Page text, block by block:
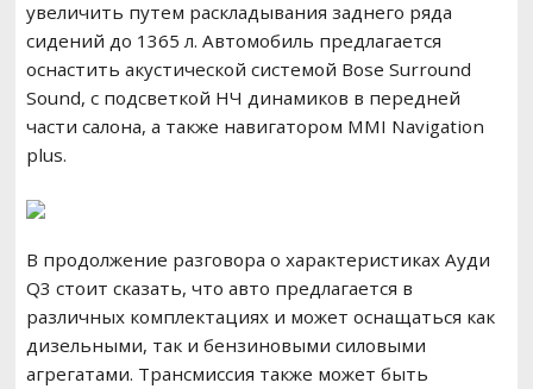
увеличить путем раскладывания заднего ряда
сидений до 1365 л. Автомобиль предлагается
оснастить акустической системой Bose Surround
Sound, с подсветкой НЧ динамиков в передней
части салона, а также навигатором MMI Navigation
plus.
В продолжение разговора о характеристиках Ауди
Q3 стоит сказать, что авто предлагается в
различных комплектациях и может оснащаться как
дизельными, так и бензиновыми силовыми
агрегатами. Трансмиссия также может быть